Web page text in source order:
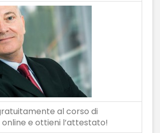
al corso di
e ottieni l’attestato!